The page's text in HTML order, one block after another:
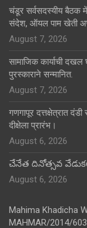
चंडूर सर्वसदस्यीय बैठक में
संदेश, ऑयल पाम खेती
August 7, 2026
सामाजिक कार्याची दखल
पुरस्काराने सन्मानित.
August 7, 2026
गणगापूर दत्तक्षेत्रात दंडी
दीक्षेला प्रारंभ।
August 6, 2026
చేనేత దినోత్సవ
August 6, 2026
Mahima Khadicha
MAHMAR/2014/